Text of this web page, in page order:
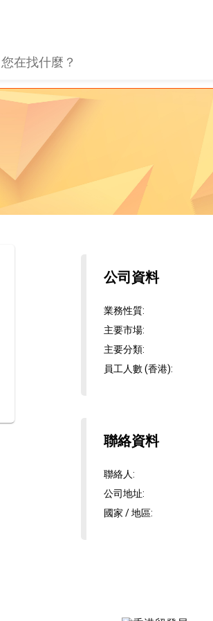
公司資料
業務性質:
主要市場:
主要分類:
員工人數 (香港):
聯絡資料
聯絡人:
公司地址:
國家 / 地區: